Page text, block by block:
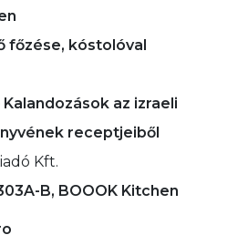
főzése, kóstolóval
az izraeli
receptjeiből
Kft.
B, BOOOK Kitchen